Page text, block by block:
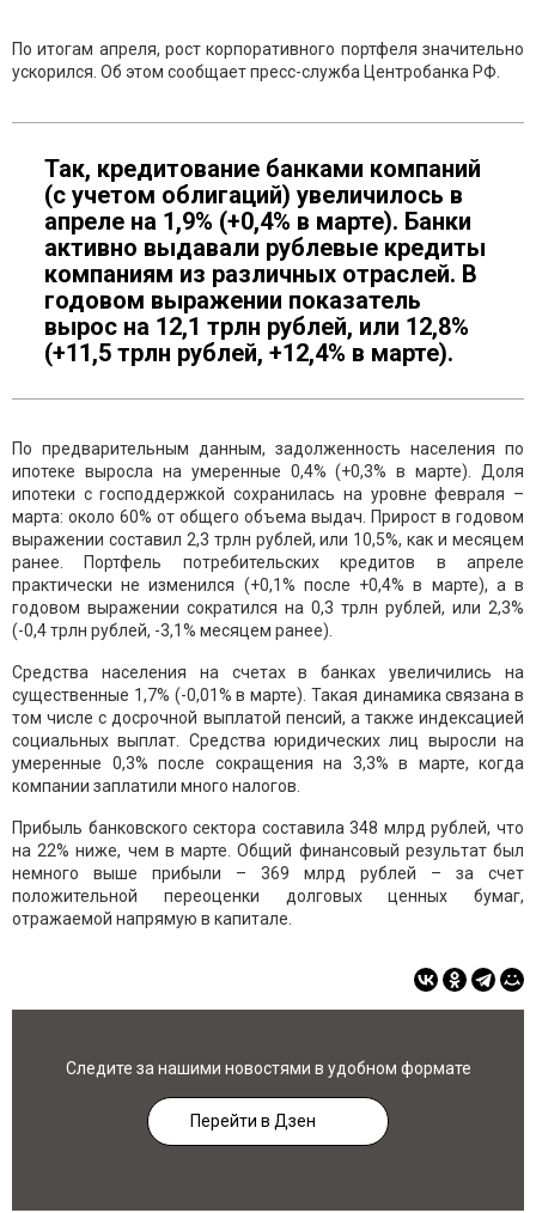
По итогам апреля, рост корпоративного портфеля значительно
ускорился. Об этом сообщает пресс-служба Центробанка РФ.
Так, кредитование банками компаний
(с учетом облигаций) увеличилось в
апреле на 1,9% (+0,4% в марте). Банки
активно выдавали рублевые кредиты
компаниям из различных отраслей. В
годовом выражении показатель
вырос на 12,1 трлн рублей, или 12,8%
(+11,5 трлн рублей, +12,4% в марте).
По предварительным данным, задолженность населения по
ипотеке выросла на умеренные 0,4% (+0,3% в марте). Доля
ипотеки с господдержкой сохранилась на уровне февраля –
марта: около 60% от общего объема выдач. Прирост в годовом
выражении составил 2,3 трлн рублей, или 10,5%, как и месяцем
ранее. Портфель потребительских кредитов в апреле
практически не изменился (+0,1% после +0,4% в марте), а в
годовом выражении сократился на 0,3 трлн рублей, или 2,3%
(-0,4 трлн рублей, -3,1% месяцем ранее).
Средства населения на счетах в банках увеличились на
существенные 1,7% (-0,01% в марте). Такая динамика связана в
том числе с досрочной выплатой пенсий, а также индексацией
социальных выплат. Средства юридических лиц выросли на
умеренные 0,3% после сокращения на 3,3% в марте, когда
компании заплатили много налогов.
Прибыль банковского сектора составила 348 млрд рублей, что
на 22% ниже, чем в марте. Общий финансовый результат был
немного выше прибыли – 369 млрд рублей – за счет
положительной переоценки долговых ценных бумаг,
отражаемой напрямую в капитале.
Следите за нашими новостями в удобном формате
Перейти в Дзен